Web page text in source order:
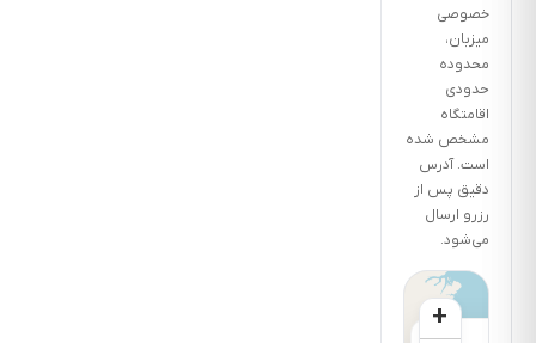
دارای
پارکینگ
اختصاصی
سر
ورودی
ساختمان
خصوصی
میزبان،
محدوده
حدودی
اقامتگاه
مشخص شده
است. آدرس
دقیق پس از
رزرو ارسال
می‌شود.
+